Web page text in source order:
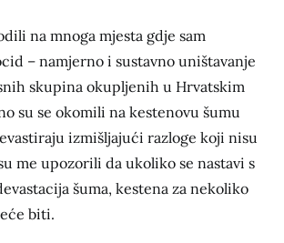
na mnoga mjesta gdje sam
– namjerno i sustavno uništavanje
skupina okupljenih u Hrvatskim
su se okomili na kestenovu šumu
izmišljajući razloge koji nisu
me upozorili da ukoliko se nastavi s
šuma, kestena za nekoliko
biti.